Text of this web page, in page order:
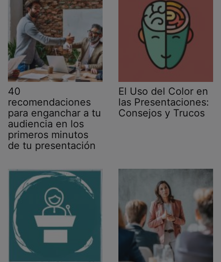
40
recomendaciones
para enganchar a tu
audiencia en los
primeros minutos
de tu presentación
El Uso del Color en
las Presentaciones:
Consejos y Trucos